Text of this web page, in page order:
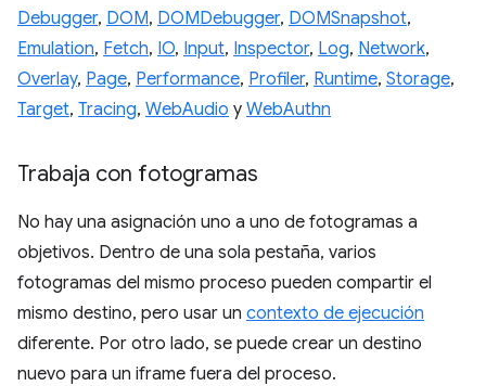
Debugger, DOM, DOMDebugger, DOMSnapshot,
Emulation, Fetch, IO, Input, Inspector, Log, Network,
Overlay, Page, Performance, Profiler, Runtime, Storage,
Target, Tracing, WebAudio y WebAuthn
Trabaja con fotogramas
No hay una asignación uno a uno de fotogramas a
objetivos. Dentro de una sola pestaña, varios
fotogramas del mismo proceso pueden compartir el
mismo destino, pero usar un contexto de ejecución
diferente. Por otro lado, se puede crear un destino
nuevo para un iframe fuera del proceso.